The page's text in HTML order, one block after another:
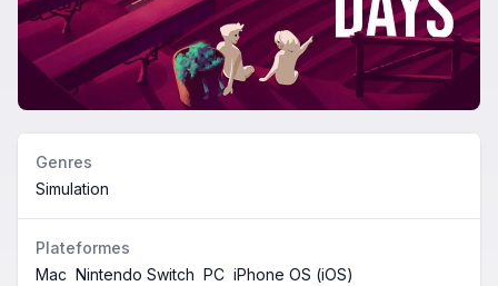
Genres
Simulation
Plateformes
Mac Nintendo Switch PC iPhone OS (iOS)